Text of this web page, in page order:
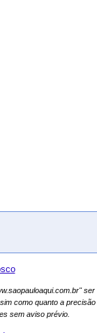
ser
como quanto a precisão
sem aviso prévio.